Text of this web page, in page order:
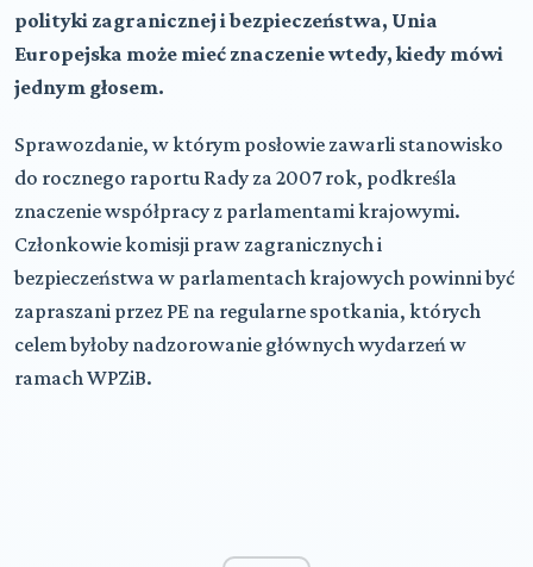
polityki zagranicznej i bezpieczeństwa, Unia
Europejska może mieć znaczenie wtedy, kiedy mówi
jednym głosem.
Sprawozdanie, w którym posłowie zawarli stanowisko
do rocznego raportu Rady za 2007 rok, podkreśla
znaczenie współpracy z parlamentami krajowymi.
Członkowie komisji praw zagranicznych i
bezpieczeństwa w parlamentach krajowych powinni być
zapraszani przez PE na regularne spotkania, których
celem byłoby nadzorowanie głównych wydarzeń w
ramach WPZiB.